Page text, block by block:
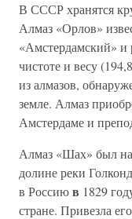
В СССР хранятся
Алмаз «Орлов»
«Амстердамский» и
чистоте и весу
из алмазов,
земле. Алмаз
Амстердаме и
Алмаз «Шах» был
долине реки
в Россиюв 1829
стране. Привезла